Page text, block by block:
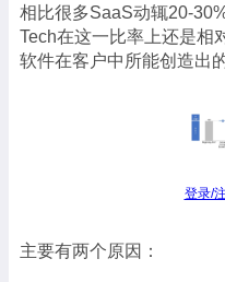
相比很多SaaS动辄20-
Tech在这一比率上还是相
软件在客户中所能创造出
登录/
主要有两个原因：